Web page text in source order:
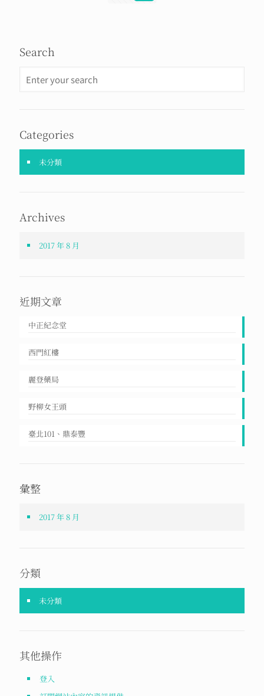
Search
Categories
未分類
Archives
2017 年 8 月
近期文章
中正紀念堂
西門紅樓
麗登藥局
野柳女王頭
臺北101、鼎泰豐
彙整
2017 年 8 月
分類
未分類
其他操作
登入